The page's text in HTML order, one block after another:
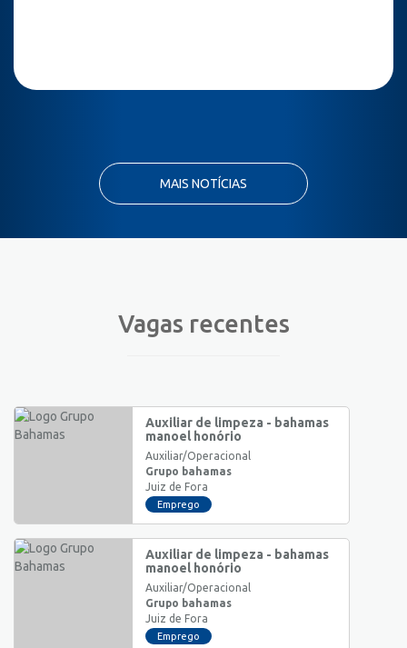
MAIS NOTÍCIAS
Vagas recentes
Auxiliar de limpeza - bahamas
manoel honório
Auxiliar/Operacional
Grupo bahamas
Juiz de Fora
Emprego
Auxiliar de limpeza - bahamas
manoel honório
Auxiliar/Operacional
Grupo bahamas
Juiz de Fora
Emprego